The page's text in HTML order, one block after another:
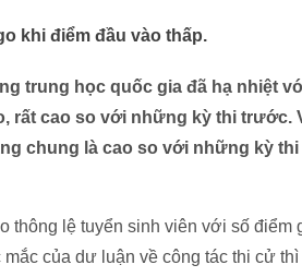
khi điểm đầu vào thấp.
trung học quốc gia đã hạ nhiệt
rất cao so với những kỳ thi trước.
chung là cao so với những kỳ
lệ tuyển sinh viên với số điểm
của dư luận về công tác thi cử